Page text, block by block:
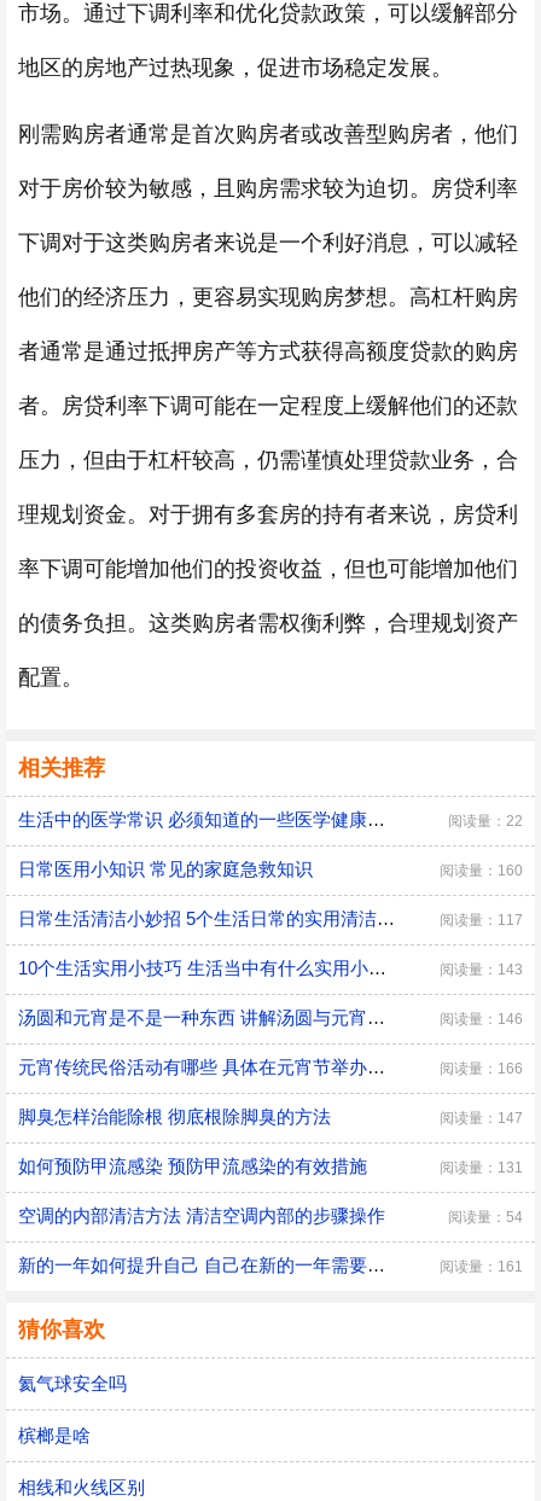
市场。通过下调利率和优化贷款政策，可以缓解部分
地区的房地产过热现象，促进市场稳定发展。
刚需购房者通常是首次购房者或改善型购房者，他们
对于房价较为敏感，且购房需求较为迫切。房贷利率
下调对于这类购房者来说是一个利好消息，可以减轻
他们的经济压力，更容易实现购房梦想。高杠杆购房
者通常是通过抵押房产等方式获得高额度贷款的购房
者。房贷利率下调可能在一定程度上缓解他们的还款
压力，但由于杠杆较高，仍需谨慎处理贷款业务，合
理规划资金。对于拥有多套房的持有者来说，房贷利
率下调可能增加他们的投资收益，但也可能增加他们
的债务负担。这类购房者需权衡利弊，合理规划资产
配置。
相关推荐
生活中的医学常识 必须知道的一些医学健康小常识 阅读量：22
日常医用小知识 常见的家庭急救知识 阅读量：160
日常生活清洁小妙招 5个生活日常的实用清洁小技巧 阅读量：117
10个生活实用小技巧 生活当中有什么实用小技巧 阅读量：143
汤圆和元宵是不是一种东西 讲解汤圆与元宵的区别 阅读量：146
元宵传统民俗活动有哪些 具体在元宵节举办的传统民俗活动 阅读量：166
脚臭怎样治能除根 彻底根除脚臭的方法 阅读量：147
如何预防甲流感染 预防甲流感染的有效措施 阅读量：131
空调的内部清洁方法 清洁空调内部的步骤操作 阅读量：54
新的一年如何提升自己 自己在新的一年需要改变的三大方面 阅读量：161
猜你喜欢
氦气球安全吗
槟榔是啥
相线和火线区别